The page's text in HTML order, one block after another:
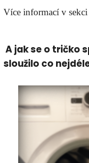
Více informací v sekci
A jak se o tričko
sloužilo co